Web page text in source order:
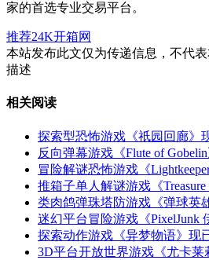
家的首选专业交易平台。
推荐24K开箱网
本站发布此文仅为传递信息，不代
描述
相关阅读
探索型恐怖游戏《祇园回廊》
反向弹幕游戏《Flute of
冒险解谜恐怖游戏《
推箱子单人解谜游戏《
类肉鸽弹珠塔防游戏《弹球英
迷幻平台冒险游戏《PixelJunk
探索动作游戏《异梦物语》现
3D平台开放世界游戏《尤卡莱